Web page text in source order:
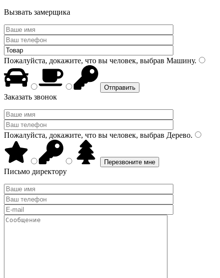
Вызвать замерщика
Пожалуйста, докажите, что вы человек, выбрав Машину.
Заказать звонок
Пожалуйста, докажите, что вы человек, выбрав Дерево.
Письмо директору